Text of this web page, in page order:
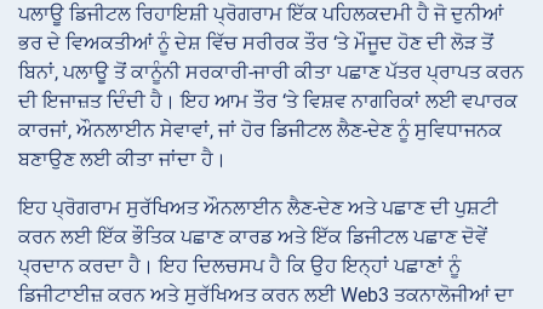
ਪਲਾਊ ਡਿਜੀਟਲ ਰਿਹਾਇਸ਼ੀ ਪ੍ਰੋਗਰਾਮ ਇੱਕ ਪਹਿਲਕਦਮੀ ਹੈ ਜੋ ਦੁਨੀਆਂ
ਭਰ ਦੇ ਵਿਅਕਤੀਆਂ ਨੂੰ ਦੇਸ਼ ਵਿੱਚ ਸਰੀਰਕ ਤੌਰ ‘ਤੇ ਮੌਜੂਦ ਹੋਣ ਦੀ ਲੋੜ ਤੋਂ
ਬਿਨਾਂ, ਪਲਾਊ ਤੋਂ ਕਾਨੂੰਨੀ ਸਰਕਾਰੀ-ਜਾਰੀ ਕੀਤਾ ਪਛਾਣ ਪੱਤਰ ਪ੍ਰਾਪਤ ਕਰਨ
ਦੀ ਇਜਾਜ਼ਤ ਦਿੰਦੀ ਹੈ। ਇਹ ਆਮ ਤੌਰ ‘ਤੇ ਵਿਸ਼ਵ ਨਾਗਰਿਕਾਂ ਲਈ ਵਪਾਰਕ
ਕਾਰਜਾਂ, ਔਨਲਾਈਨ ਸੇਵਾਵਾਂ, ਜਾਂ ਹੋਰ ਡਿਜੀਟਲ ਲੈਣ-ਦੇਣ ਨੂੰ ਸੁਵਿਧਾਜਨਕ
ਬਣਾਉਣ ਲਈ ਕੀਤਾ ਜਾਂਦਾ ਹੈ।
ਇਹ ਪ੍ਰੋਗਰਾਮ ਸੁਰੱਖਿਅਤ ਔਨਲਾਈਨ ਲੈਣ-ਦੇਣ ਅਤੇ ਪਛਾਣ ਦੀ ਪੁਸ਼ਟੀ
ਕਰਨ ਲਈ ਇੱਕ ਭੌਤਿਕ ਪਛਾਣ ਕਾਰਡ ਅਤੇ ਇੱਕ ਡਿਜੀਟਲ ਪਛਾਣ ਦੋਵੇਂ
ਪ੍ਰਦਾਨ ਕਰਦਾ ਹੈ। ਇਹ ਦਿਲਚਸਪ ਹੈ ਕਿ ਉਹ ਇਨ੍ਹਾਂ ਪਛਾਣਾਂ ਨੂੰ
ਡਿਜੀਟਾਈਜ਼ ਕਰਨ ਅਤੇ ਸੁਰੱਖਿਅਤ ਕਰਨ ਲਈ Web3 ਤਕਨਾਲੋਜੀਆਂ ਦਾ